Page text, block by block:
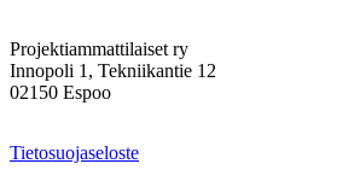
Projektiammattilaiset ry
Innopoli 1, Tekniikantie 12
02150 Espoo
Tietosuojaseloste